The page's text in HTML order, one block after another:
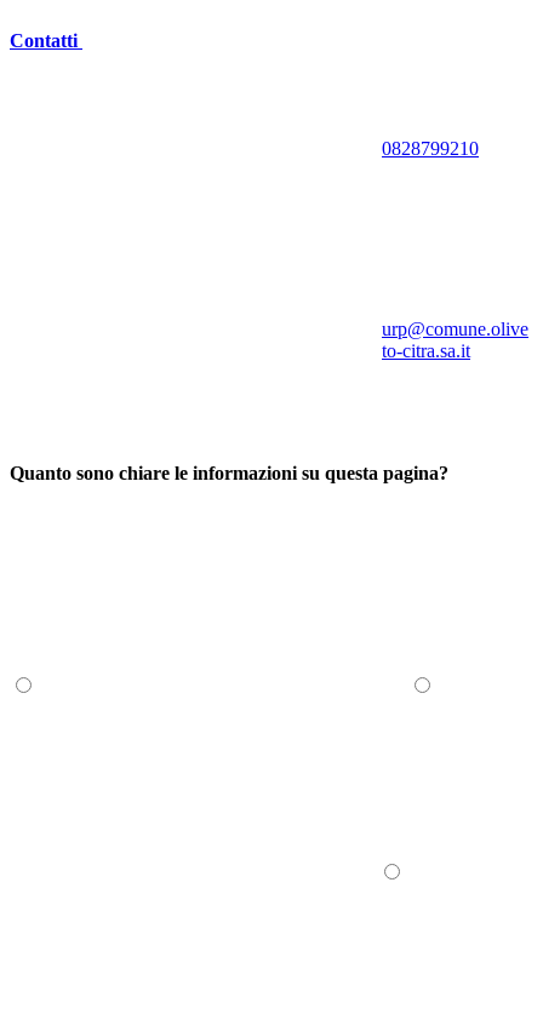
Contatti
0828799210
urp@comune.olive
to-citra.sa.it
Quanto sono chiare le informazioni su questa pagina?